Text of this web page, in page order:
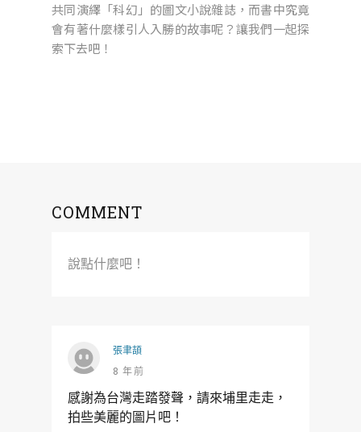
共同演繹「科幻」的圖文小說雜誌，而書中究竟
會有著什麼樣引人入勝的故事呢？讓我們一起探
索下去吧！
COMMENT
說點什麼吧！
張聿頡
8 年前
感謝為台灣走踏發聲，請來埔里走走，
拍些美麗的圖片吧！